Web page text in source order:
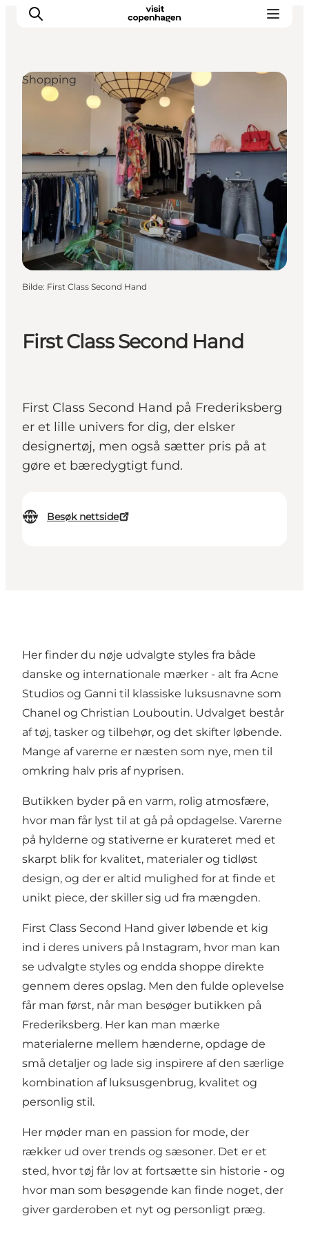
Spise og drikke
Planlegg turen din
First Class Second Hand
First Class Second Hand på Frederiksberg
er et lille univers for dig, der elsker
designertøj, men også sætter pris på at
gøre et bæredygtigt fund.
Besøk nettside
Shopping
Bilde: First Class Second Hand
Her finder du nøje udvalgte styles fra både
danske og internationale mærker - alt fra Acne
Studios og Ganni til klassiske luksusnavne som
Chanel og Christian Louboutin. Udvalget består
af tøj, tasker og tilbehør, og det skifter løbende.
Mange af varerne er næsten som nye, men til
omkring halv pris af nyprisen.
Butikken byder på en varm, rolig atmosfære,
hvor man får lyst til at gå på opdagelse. Varerne
på hylderne og stativerne er kurateret med et
skarpt blik for kvalitet, materialer og tidløst
design, og der er altid mulighed for at finde et
unikt piece, der skiller sig ud fra mængden.
First Class Second Hand giver løbende et kig
ind i deres univers på Instagram, hvor man kan
se udvalgte styles og endda shoppe direkte
gennem deres opslag. Men den fulde oplevelse
får man først, når man besøger butikken på
Frederiksberg. Her kan man mærke
materialerne mellem hænderne, opdage de
små detaljer og lade sig inspirere af den særlige
kombination af luksusgenbrug, kvalitet og
personlig stil.
Her møder man en passion for mode, der
rækker ud over trends og sæsoner. Det er et
sted, hvor tøj får lov at fortsætte sin historie - og
hvor man som besøgende kan finde noget, der
giver garderoben et nyt og personligt præg.